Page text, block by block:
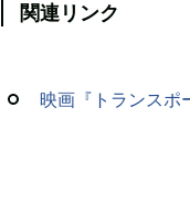
関連リンク
映画『トランスポ